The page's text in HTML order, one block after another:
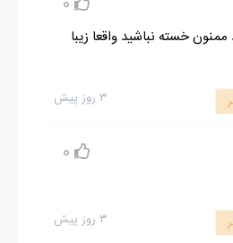
0
خسته نباشید واقعا زیبا
۳ روز پیش
0
۳ روز پیش